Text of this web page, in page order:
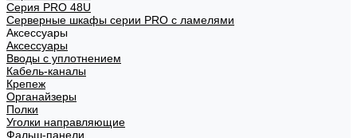
Серия PRO 48U
Серверные шкафы серии PRO с ламелями
Аксессуары
Аксессуары
Вводы с уплотнением
Кабель-каналы
Крепеж
Органайзеры
Полки
Уголки направляющие
Фальш-панели